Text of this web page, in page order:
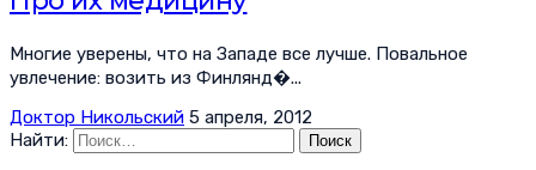
Многие уверены, что на Западе все лучше. Повальное
увлечение: возить из Финлянд�...
Доктор Никольский 5 апреля, 2012
Найти: